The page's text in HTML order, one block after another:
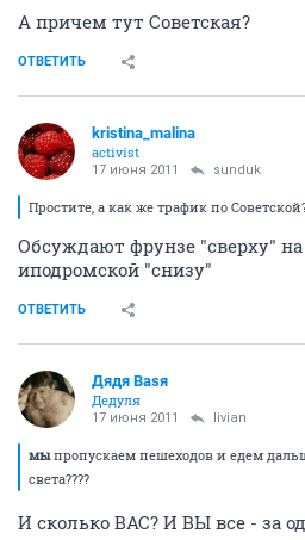
А причем тут Советская?
ОТВЕТИТЬ
kristina_malina
activist
17 июня 2011 sunduk
Простите, а как же трафик по
Обсуждают фрунзе "сверху" на
иподромской "снизу"
ОТВЕТИТЬ
Дядя Ваsя
Дедуля
17 июня 2011 livian
мы пропускаем пешеходов и едем
света????
И сколько ВАС? И ВЫ все - за